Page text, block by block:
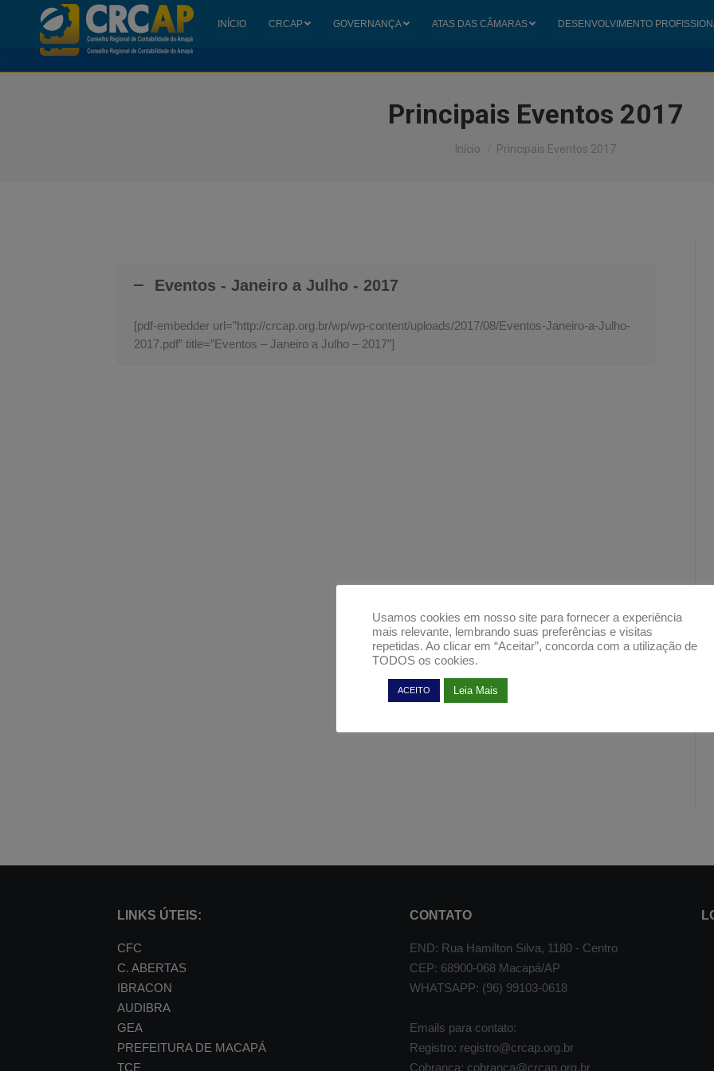
Principais Eventos 2017
Início Principais Eventos 2017
Eventos - Janeiro a Julho - 2017
[pdf-embedder url=”http://crcap.org.br/wp/wp-content/uploads/2017/08/Eventos-Janeiro-a-Julho-
2017.pdf” title=”Eventos – Janeiro a Julho – 2017″]
LINKS ÚTEIS:
CFC
C. ABERTAS
IBRACON
AUDIBRA
GEA
PREFEITURA DE MACAPÁ
TCE
CONTATO
END: Rua Hamilton Silva, 1180 - Centro
CEP: 68900-068 Macapá/AP
WHATSAPP: (96) 99103-0618
Emails para contato:
Registro: registro@crcap.org.br
Cobrança: cobranca@crcap.org.br
Usamos cookies em nosso site para fornecer a experiência
mais relevante, lembrando suas preferências e visitas
repetidas. Ao clicar em “Aceitar”, concorda com a utilização de
TODOS os cookies.
ACEITO Leia Mais
INÍCIO CRCAP GOVERNANÇA ATAS DAS CÂMARAS DESENVOLVIMENTO